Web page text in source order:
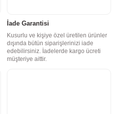
İade Garantisi
Kusurlu ve kişiye özel üretilen ürünler
dışında bütün siparişlerinizi iade
edebilirsiniz. İadelerde kargo ücreti
müşteriye aittir.